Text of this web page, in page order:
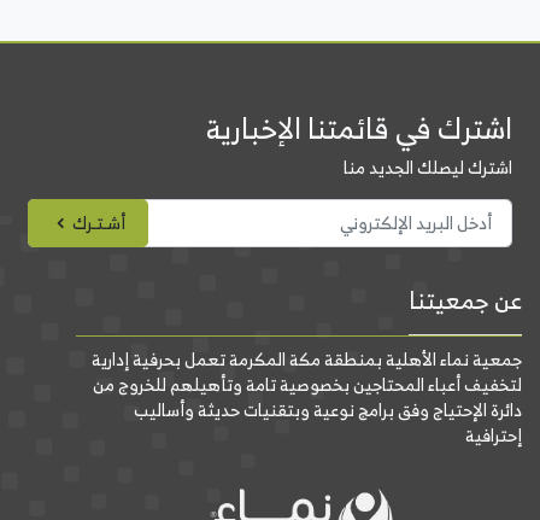
اشترك في قائمتنا الإخبارية
اشترك ليصلك الجديد منا
أشـتـرك
عن جمعيتنا
جمعية نماء الأهلية بمنطقة مكة المكرمة تعمل بحرفية إدارية
لتخفيف أعباء المحتاجين بخصوصية تامة وتأهيلهم للخروج من
دائرة الإحتياج وفق برامج نوعية وبتقنيات حديثة وأساليب
إحترافية